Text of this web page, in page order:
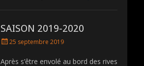
SAISON 2019-2020
P
s
25 septembre 2019
Après s’être envolé au bord des rives